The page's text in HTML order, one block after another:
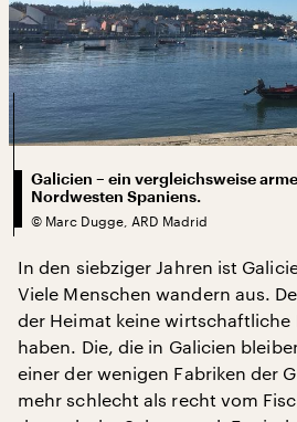
Galicien – ein vergleichsweise
Nordwesten Spaniens.
© Marc Dugge, ARD Madrid
In den siebziger Jahren ist
Viele Menschen wandern aus.
der Heimat keine wirtschaftliche
haben. Die, die in Galicien
einer der wenigen Fabriken der
mehr schlecht als recht vom